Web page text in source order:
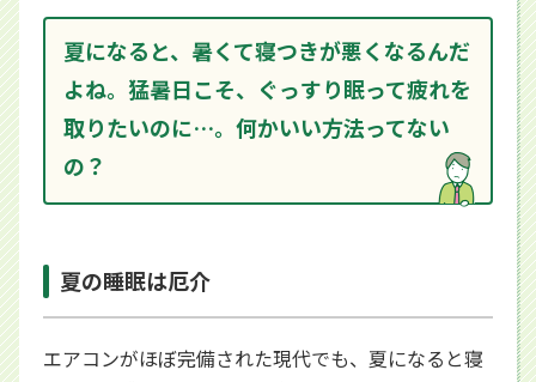
夏になると、暑くて寝つきが悪くなるんだ
よね。猛暑日こそ、ぐっすり眠って疲れを
取りたいのに…。何かいい方法ってない
の？
夏の睡眠は厄介
エアコンがほぼ完備された現代でも、夏になると寝